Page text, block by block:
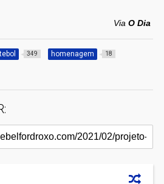
ViaO Dia
349 homenagem 18